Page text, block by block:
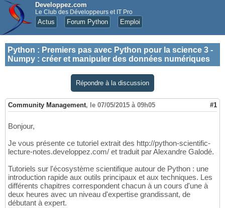
Developpez.com
Le Club des Développeurs et IT Pro
Actus Forum Python Emploi
Python : Premiers pas avec Python pour la science 3 -
Numpy : créer et manipuler des données numériques
Répondre à la discussion
Community Management, le 07/05/2015 à 09h05 #1
Bonjour,
Je vous présente ce tutoriel extrait des http://python-scientific-
lecture-notes.developpez.com/ et traduit par Alexandre Galodé.
Tutoriels sur l'écosystème scientifique autour de Python : une
introduction rapide aux outils principaux et aux techniques. Les
différents chapitres correspondent chacun à un cours d'une à
deux heures avec un niveau d'expertise grandissant, de
débutant à expert.